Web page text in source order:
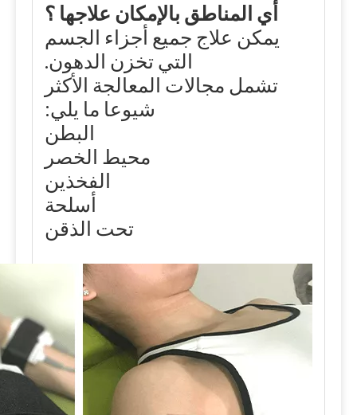
أي المناطق بالإمكان علاجها ؟
يمكن علاج جميع أجزاء الجسم
التي تخزن الدهون.
تشمل مجالات المعالجة الأكثر
شيوعا ما يلي:
البطن
محيط الخصر
الفخذين
أسلحة
تحت الذقن